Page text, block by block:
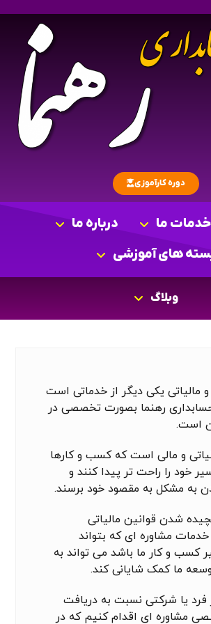
دوره کارآموزی
خدمات ما
درباره ما
های آموزشی
وبلاگ
مالیاتی یکی دیگر از خدماتی است
رهنما بصورت تخصصی در
است.
و مالی است که کسب و کارها
خود را راحت تر پیدا کنند و
به مشکل به مقصود خود برسند.
شدن قوانین مالیاتی
خدمات مشاوره ای که بتواند
کسب و کار ما باشد می تواند به
ما کمک شایانی کند.
فرد یا شرکتی نسبت به دریافت
مشاوره ای اقدام کنیم که در